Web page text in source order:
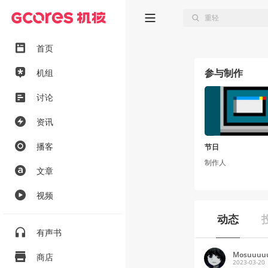
首页
机组
讨论
资讯
播客
文章
视频
有声书
商店
参与制作
节日
制作人
动态
2023-03-20